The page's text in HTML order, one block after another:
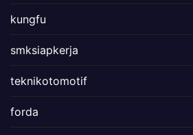
kungfu
smksiapkerja
teknikotomotif
forda